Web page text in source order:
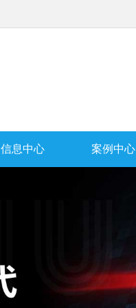
信息中心 案例中心